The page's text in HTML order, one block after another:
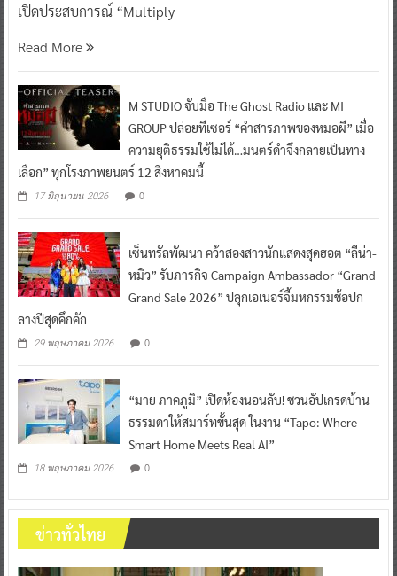
เปิดประสบการณ์ “Multiply
Read More
M STUDIO จับมือ The Ghost Radio และ MI
GROUP ปล่อยทีเซอร์ “คำสารภาพของหมอผี” เมื่อ
ความยุติธรรมใช้ไม่ได้…มนตร์ดำจึงกลายเป็นทาง
เลือก” ทุกโรงภาพยนตร์ 12 สิงหาคมนี้
17 มิถุนายน 2026 0
เซ็นทรัลพัฒนา คว้าสองสาวนักแสดงสุดฮอต “ลีน่า-
หมิว” รับภารกิจ Campaign Ambassador “Grand
Grand Sale 2026” ปลุกเอเนอร์จี้มหกรรมช้อปก
ลางปีสุดคึกคัก
29 พฤษภาคม 2026 0
“มาย ภาคภูมิ” เปิดห้องนอนลับ! ชวนอัปเกรดบ้าน
ธรรมดาให้สมาร์ทขั้นสุด ในงาน “Tapo: Where
Smart Home Meets Real AI”
18 พฤษภาคม 2026 0
ข่าวทั่วไทย